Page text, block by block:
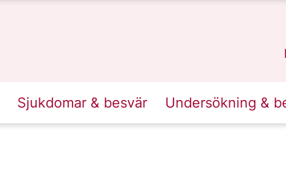
Sjukdomar & besvär Undersökning &